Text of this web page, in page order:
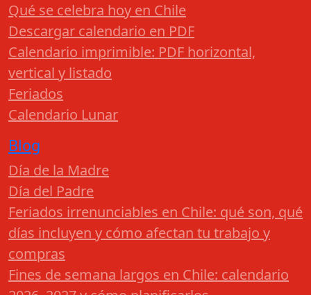
Qué se celebra hoy en Chile
Descargar calendario en PDF
Calendario imprimible: PDF horizontal,
vertical y listado
Feriados
Calendario Lunar
Blog
Día de la Madre
Día del Padre
Feriados irrenunciables en Chile: qué son, qué
días incluyen y cómo afectan tu trabajo y
compras
Fines de semana largos en Chile: calendario